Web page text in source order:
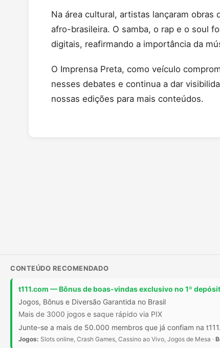
Na área cultural, artistas lançaram
afro-brasileira. O samba, o rap e o soul
digitais, reafirmando a importância da
O Imprensa Preta, como veículo
nesses debates e continua a dar
nossas edições para mais conteúdos.
CONTEÚDO RECOMENDADO
t111.com — Bônus de boas-vindas exclusivo no 1º
Jogos, Bônus e Diversão Garantida no Brasil
Mais de 3000 jogos e saque rápido via PIX
Junte-se a mais de 50.000 membros que já confiam na
Jogos: Slots online, Crash Games, Cassino ao Vivo, Jogos de Mesa ·